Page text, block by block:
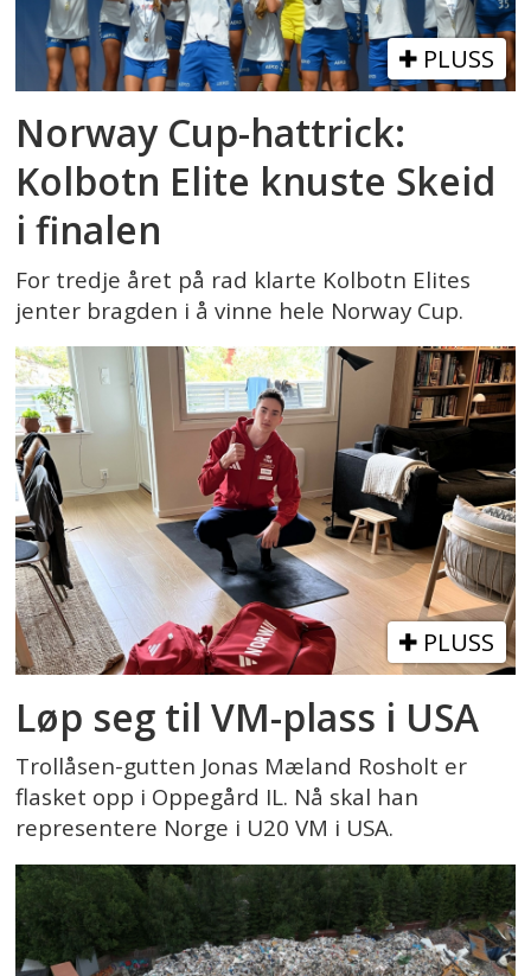
PLUSS
Norway Cup-hattrick:
Kolbotn Elite knuste Skeid
i finalen
For tredje året på rad klarte Kolbotn Elites
jenter bragden i å vinne hele Norway Cup.
PLUSS
Løp seg til VM-plass i USA
Trollåsen-gutten Jonas Mæland Rosholt er
flasket opp i Oppegård IL. Nå skal han
representere Norge i U20 VM i USA.